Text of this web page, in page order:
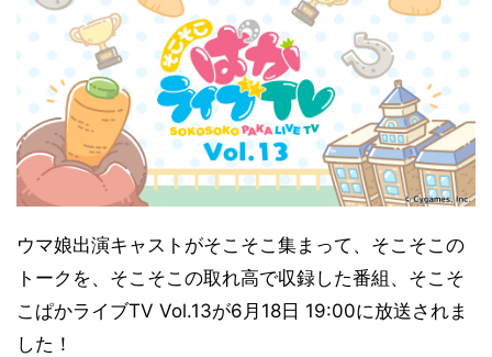
ウマ娘出演キャストがそこそこ集まって、そこそこの
トークを、そこそこの取れ高で収録した番組、そこそ
こぱかライブTV Vol.13が6月18日 19:00に放送されま
した！